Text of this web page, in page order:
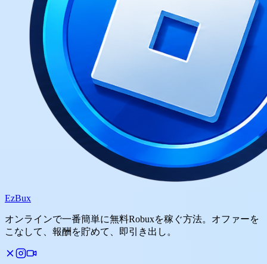
EzBux
オンラインで一番簡単に無料Robuxを稼ぐ方法。オファーを
こなして、報酬を貯めて、即引き出し。